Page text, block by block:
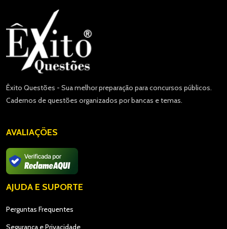
Êxito Questões - Sua melhor preparação para concursos públicos.
Cadernos de questões organizados por bancas e temas.
AVALIAÇÕES
AJUDA E SUPORTE
Perguntas Frequentes
Segurança e Privacidade